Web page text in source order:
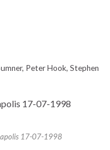
Peter Hook, Stephen
17-07-1998